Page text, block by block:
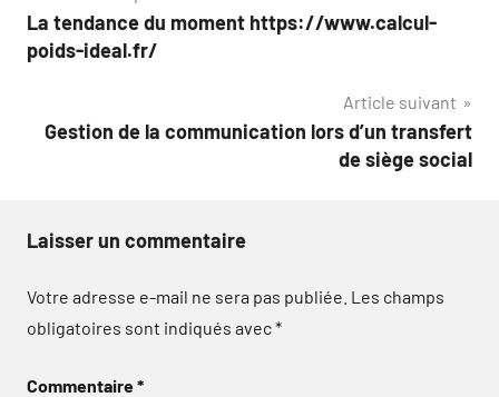
de
La tendance du moment https://www.calcul-
poids-ideal.fr/
Article suivant
Gestion de la communication lors d’un transfert
de siège social
Laisser un commentaire
Votre adresse e-mail ne sera pas publiée. Les champs
obligatoires sont indiqués avec*
Commentaire*